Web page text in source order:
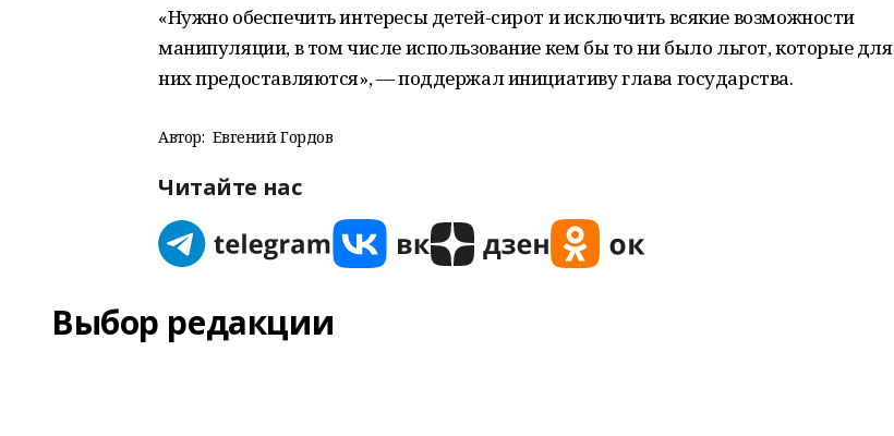
«Нужно обеспечить интересы детей-сирот и исключить всякие возможности
манипуляции, в том числе использование кем бы то ни было льгот, которые для
них предоставляются», — поддержал инициативу глава государства.
Автор: Евгений Гордов
Читайте нас
Выбор редакции